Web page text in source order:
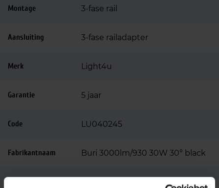
Montage 3-fase rail
Aansluiting 3-fase railadapter
Merk Light4u
Garantie 5 jaar
Code LU040245
Fabrikantnaam Buri 3000lm/930 30W 30° black
Casambi dimbaar, Dali dimbaar,